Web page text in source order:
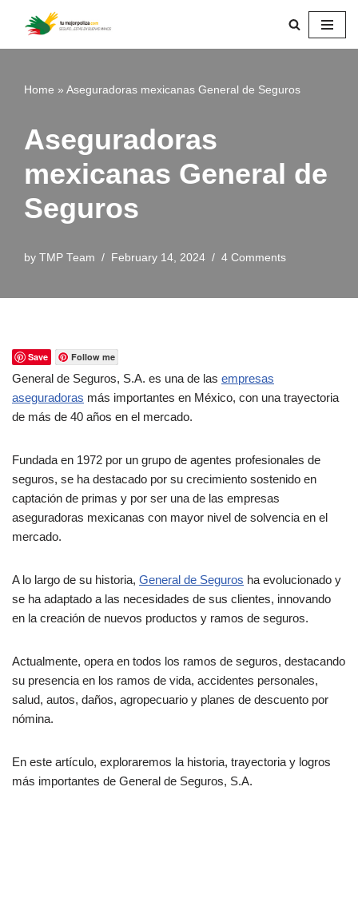
Home » Aseguradoras mexicanas General de Seguros
Aseguradoras
mexicanas General de
Seguros
by TMP Team February 14, 2024 4 Comments
Save Follow me
General de Seguros, S.A. es una de las empresas
aseguradoras más importantes en México, con una trayectoria
de más de 40 años en el mercado.
Fundada en 1972 por un grupo de agentes profesionales de
seguros, se ha destacado por su crecimiento sostenido en
captación de primas y por ser una de las empresas
aseguradoras mexicanas con mayor nivel de solvencia en el
mercado.
A lo largo de su historia, General de Seguros ha evolucionado y
se ha adaptado a las necesidades de sus clientes, innovando
en la creación de nuevos productos y ramos de seguros.
Actualmente, opera en todos los ramos de seguros, destacando
su presencia en los ramos de vida, accidentes personales,
salud, autos, daños, agropecuario y planes de descuento por
nómina.
En este artículo, exploraremos la historia, trayectoria y logros
más importantes de General de Seguros, S.A.